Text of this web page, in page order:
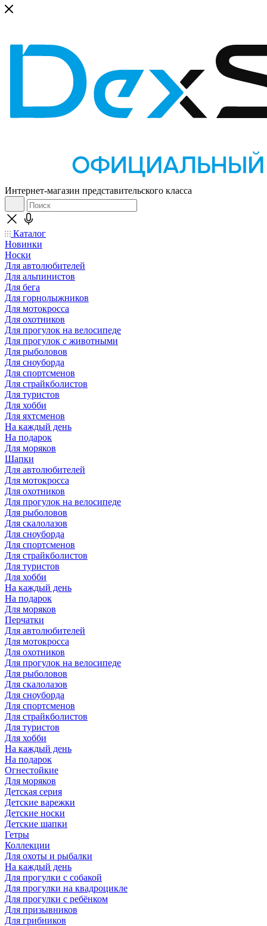
Интернет-магазин представительского класса
Каталог
Новинки
Носки
Для автолюбителей
Для альпинистов
Для бега
Для горнолыжников
Для мотокросса
Для охотников
Для прогулок на велосипеде
Для прогулок с животными
Для рыболовов
Для сноуборда
Для спортсменов
Для страйкболистов
Для туристов
Для хобби
Для яхтсменов
На каждый день
На подарок
Для моряков
Шапки
Для автолюбителей
Для мотокросса
Для охотников
Для прогулок на велосипеде
Для рыболовов
Для скалолазов
Для сноуборда
Для спортсменов
Для страйкболистов
Для туристов
Для хобби
На каждый день
На подарок
Для моряков
Перчатки
Для автолюбителей
Для мотокросса
Для охотников
Для прогулок на велосипеде
Для рыболовов
Для скалолазов
Для сноуборда
Для спортсменов
Для страйкболистов
Для туристов
Для хобби
На каждый день
На подарок
Огнестойкие
Для моряков
Детская серия
Детские варежки
Детские носки
Детские шапки
Гетры
Коллекции
Для охоты и рыбалки
На каждый день
Для прогулки с собакой
Для прогулки на квадроцикле
Для прогулки с ребёнком
Для призывников
Для грибников